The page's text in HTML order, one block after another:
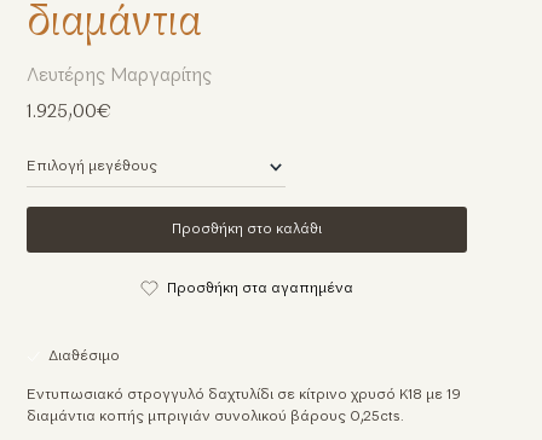
Λευτέρης Μαργαρίτης
1.925,00€
Προσθήκη στο καλάθι
Προσθήκη στα αγαπημένα
Διαθέσιμο
Εντυπωσιακό στρογγυλό δαχτυλίδι σε κίτρινο χρυσό Κ18 με 19
διαμάντια κοπής μπριγιάν συνολικού βάρους 0,25cts.
διαμάντια